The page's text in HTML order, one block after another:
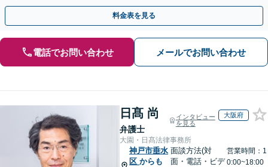
が複雑化を防ぐカギとなります【休日相談可】
料金表を見る
電話でお問い合わせ メールでお問い合わせ
日髙 尚
弁護士
インタビュー
を見る
大阪府
大園・日髙法律事務所
神戸市垂水
区 からも
面談方法(対
面・電話・ビデ
営業時間：1
0:00~18:00